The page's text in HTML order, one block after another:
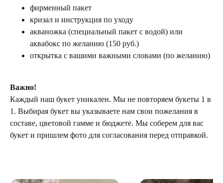
фирменный пакет
кризал и инструкция по уходу
акваножка (специальный пакет с водой) или
аквабокс по желанию (150 руб.)
открытка с вашими важными словами (по желанию)
Важно!
Каждый наш букет уникален. Мы не повторяем букеты 1 в
1. Выбирая букет вы указываете нам свои пожелания в
составе, цветовой гамме и бюджете. Мы соберем для вас
букет и пришлем фото для согласования перед отправкой.